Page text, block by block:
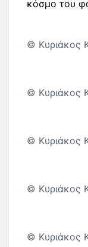
κόσμο του
© Κυριάκος
© Κυριάκος
© Κυριάκος
© Κυριάκος
© Κυριάκος